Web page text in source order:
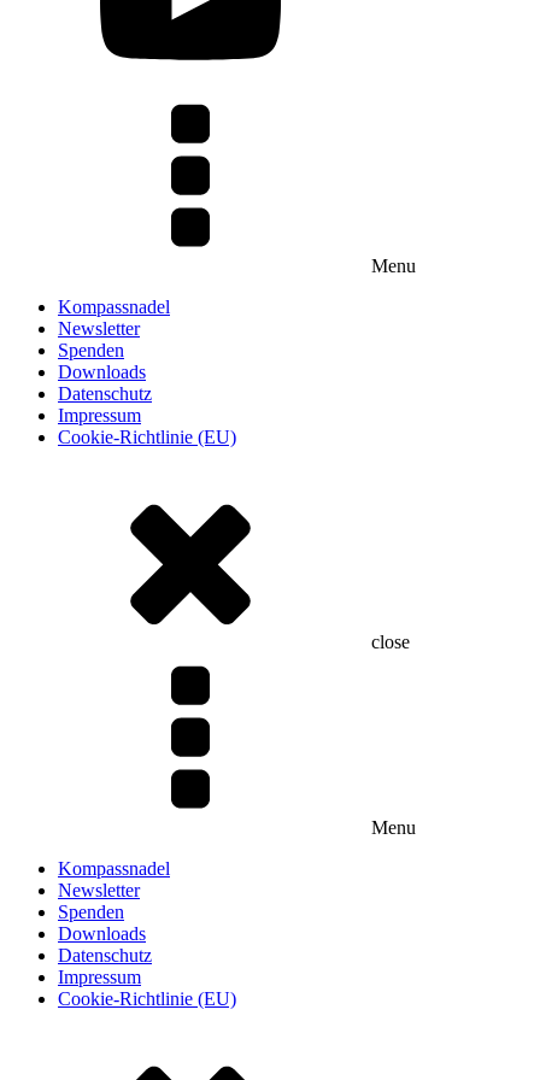
Menu
Kompassnadel
Newsletter
Spenden
Downloads
Datenschutz
Impressum
Cookie-Richtlinie (EU)
close
Menu
Kompassnadel
Newsletter
Spenden
Downloads
Datenschutz
Impressum
Cookie-Richtlinie (EU)